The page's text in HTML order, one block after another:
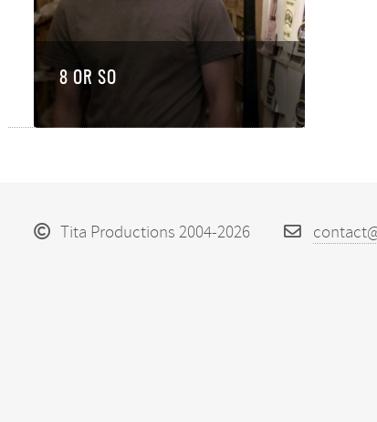
8 OR SO
Tita Productions 2004-2026